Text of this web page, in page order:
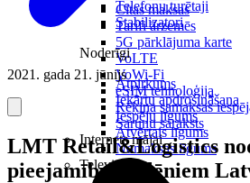
Citas maksas
Tarifi ārzemēs
5G pārklājuma karte
VoLTE
VoWi-Fi
eSIM tehnoloģija
Rēķina samaksas
Sarunu saraksts
Internets mājai
Telefonu turētaji
Stabilizatori
Noderīgi
Atpirkums
Iekārtu apdrošināšana
Iespēju līgums
Atvērtais līgums
Nomaksas līgums
Televizori
2021. gada 21. jūnijs
LMT Retail&Logistics
pieejamību skolēniem